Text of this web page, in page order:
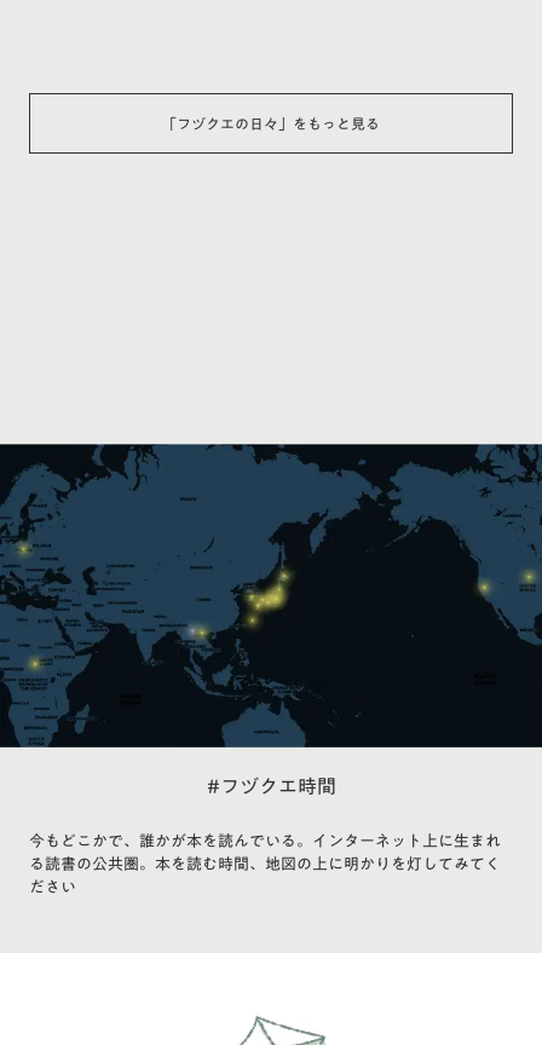
「フヅクエの日々 」をもっと見る
#フヅクエ時間
今もどこかで、誰かが本を読んでいる。インターネット上に生まれ
る読書の公共圏。本を読む時間、地図の上に明かりを灯してみてく
ださい